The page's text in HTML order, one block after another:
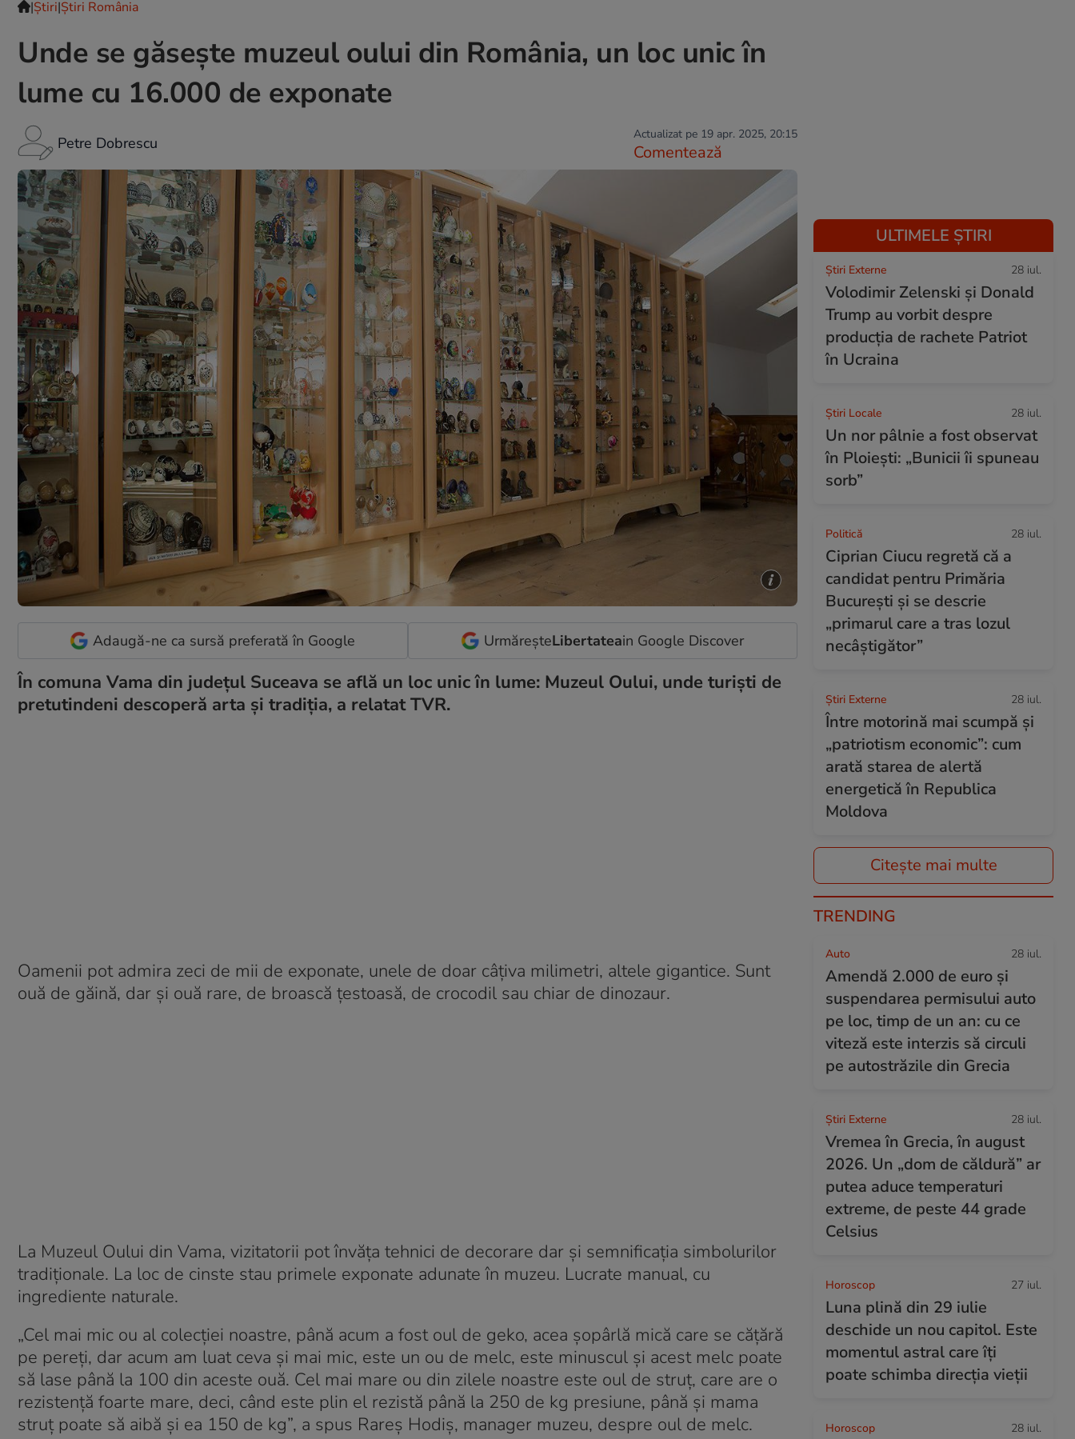
|Ştiri|Știri România
Unde se găsește muzeul oului din România, un loc unic în
lume cu 16.000 de exponate
Petre Dobrescu Actualizat pe 19 apr. 2025, 20:15
Comentează
Adaugă-ne ca sursă preferată în Google UrmăreșteLibertateain Google Discover
În comuna Vama din judeţul Suceava se află un loc unic în lume: Muzeul Oului, unde turişti de
pretutindeni descoperă arta şi tradiţia, a relatat TVR.
Oamenii pot admira zeci de mii de exponate, unele de doar câţiva milimetri, altele gigantice. Sunt
ouă de găină, dar şi ouă rare, de broască țestoasă, de crocodil sau chiar de dinozaur.
La Muzeul Oului din Vama, vizitatorii pot învăța tehnici de decorare dar și semnificația simbolurilor
tradiționale. La loc de cinste stau primele exponate adunate în muzeu. Lucrate manual, cu
ingrediente naturale.
„Cel mai mic ou al colecției noastre, până acum a fost oul de geko, acea șopârlă mică care se cățără
pe pereți, dar acum am luat ceva și mai mic, este un ou de melc, este minuscul și acest melc poate
să lase până la 100 din aceste ouă. Cel mai mare ou din zilele noastre este oul de struț, care are o
rezistență foarte mare, deci, când este plin el rezistă până la 250 de kg presiune, până și mama
struț poate să aibă și ea 150 de kg”, a spus Rareș Hodiș, manager muzeu, despre oul de melc.
ULTIMELE ȘTIRI
Știri Externe 28 iul.
Volodimir Zelenski și Donald
Trump au vorbit despre
producția de rachete Patriot
în Ucraina
Știri Locale 28 iul.
Un nor pâlnie a fost observat
în Ploiești: „Bunicii îi spuneau
sorb”
Politică 28 iul.
Ciprian Ciucu regretă că a
candidat pentru Primăria
București și se descrie
„primarul care a tras lozul
necâștigător”
Știri Externe 28 iul.
Între motorină mai scumpă și
„patriotism economic”: cum
arată starea de alertă
energetică în Republica
Moldova
Citește mai multe
TRENDING
Auto 28 iul.
Amendă 2.000 de euro și
suspendarea permisului auto
pe loc, timp de un an: cu ce
viteză este interzis să circuli
pe autostrăzile din Grecia
Știri Externe 28 iul.
Vremea în Grecia, în august
2026. Un „dom de căldură” ar
putea aduce temperaturi
extreme, de peste 44 grade
Celsius
Horoscop 27 iul.
Luna plină din 29 iulie
deschide un nou capitol. Este
momentul astral care îți
poate schimba direcția vieții
Horoscop 28 iul.